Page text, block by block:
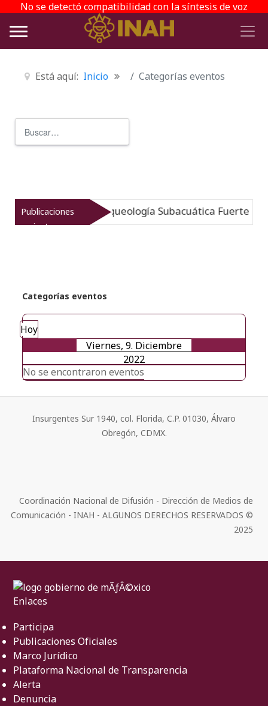
No se detectó compatibilidad con la síntesis de voz
Está aquí: Inicio Categorías eventos
Publicaciones
recientes
Museo de Arqueología Subacuática Fuerte de
Categorías eventos
Hoy
Viernes, 9. Diciembre
2022
No se encontraron eventos
Insurgentes Sur 1940, col. Florida, C.P. 01030, Álvaro
Obregón, CDMX.
Coordinación Nacional de Difusión - Dirección de Medios de
Comunicación - INAH - ALGUNOS DERECHOS RESERVADOS ©
2025
Enlaces
Participa
Publicaciones Oficiales
Marco Jurídico
Plataforma Nacional de Transparencia
Alerta
Denuncia